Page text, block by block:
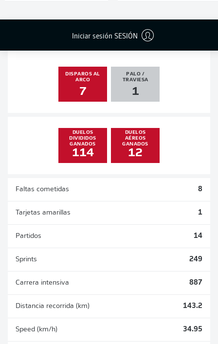
Iniciar sesión SESIÓN
GOLES ASISTENCIAS
1
PENALES
0
ACTUALIZADO
DISPAROS AL
ARCO
7
PALO /
TRAVIESA
1
DUELOS
DIVIDIDOS
GANADOS
114
DUELOS
AÉREOS
GANADOS
12
Faltas cometidas 8
Tarjetas amarillas 1
Partidos 14
Sprints 249
Carrera intensiva 887
Distancia recorrida (km) 143.2
Speed (km/h) 34.95